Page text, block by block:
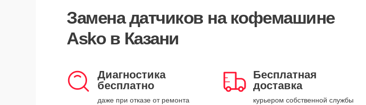
Замена датчиковна кофемашине
Asko в Казани
Диагностика
бесплатно
даже при отказе от ремонта
Бесплатная
доставка
курьером собственной службы